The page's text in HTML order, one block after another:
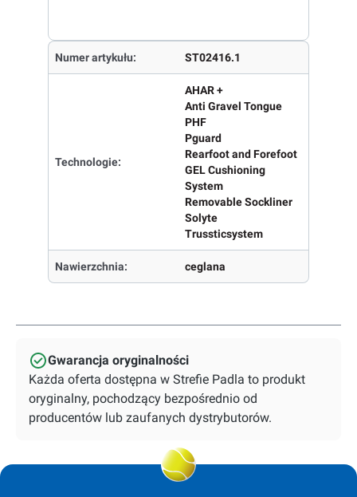
Numer artykułu: ST02416.1
Technologie:
AHAR +
Anti Gravel Tongue
PHF
Pguard
Rearfoot and Forefoot
GEL Cushioning
System
Removable Sockliner
Solyte
Trussticsystem
Nawierzchnia: ceglana
Gwarancja oryginalności
Każda oferta dostępna w Strefie Padla to produkt
oryginalny, pochodzący bezpośrednio od
producentów lub zaufanych dystrybutorów.